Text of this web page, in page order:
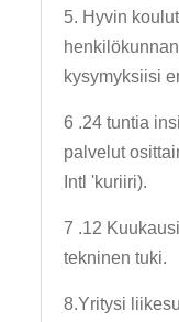
5. Hyvin
kysymyksiisi
6 .24 tuntia
palvelut
Intl 'kuriiri).
7 .12
tekninen tuki.
8.Yritysi